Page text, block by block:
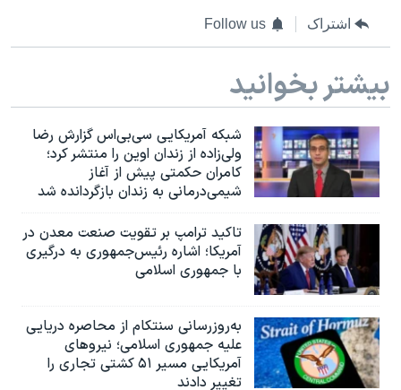
سفر پرزیدنت ترامپ به چین
اشتراک Follow us
بیشتر بخوانید
شبکه آمریکایی سی‌بی‌‌اس گزارش رضا
ولی‌زاده از زندان اوین را منتشر کرد؛
کامران حکمتی پیش از آغاز
شیمی‌درمانی به زندان بازگردانده شد
تاکید ترامپ بر تقویت صنعت معدن در
آمریکا؛ اشاره رئیس‌جمهوری به درگیری
با جمهوری اسلامی
به‌روزرسانی سنتکام از محاصره دریایی
علیه جمهوری اسلامی؛ نیروهای
آمریکایی مسیر ۵۱ کشتی تجاری را
تغییر دادند